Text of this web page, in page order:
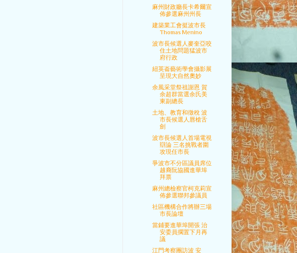
麻州財政廳長卡希爾宣
佈參選麻州州長
建築業工會挺波市長
Thomas Menino
波市長候選人麥奎亞咬
住土地問題猛波市
府行政
紐英崙藝術學會攝影展
呈現大自然奧妙
余風采堂祭祖謝恩 賀
余超群當選余氏美
東副總長
土地、教育和徵稅 波
市長候選人唇槍舌
劍
波市長候選人首場電視
辯論 三名挑戰者圍
攻現任市長
爭波市不分區議員席位
越裔阮協國進華埠
拜票
麻州總檢察官柯克莉宣
佈參選聯邦參議員
社區機構合作將辦三場
市長論壇
當鋪要進華埠開張 治
安委員擱置下月再
議
江門考察團訪波 安